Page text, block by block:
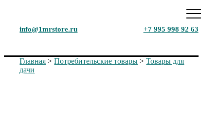
info@1mrstore.ru +7 995 998 92 63
Главная >Потребительские товары >Товары для
дачи